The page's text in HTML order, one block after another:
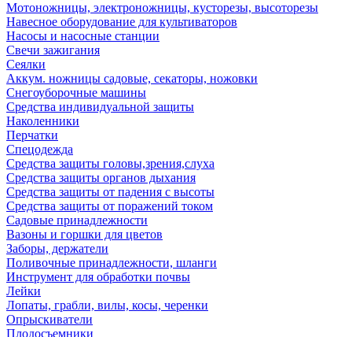
Мотоножницы, электроножницы, кусторезы, высоторезы
Навесное оборудование для культиваторов
Насосы и насосные станции
Свечи зажигания
Сеялки
Аккум. ножницы садовые, секаторы, ножовки
Снегоуборочные машины
Средства индивидуальной защиты
Наколенники
Перчатки
Спецодежда
Средства защиты головы,зрения,слуха
Средства защиты органов дыхания
Средства защиты от падения с высоты
Средства защиты от поражений током
Садовые принадлежности
Вазоны и горшки для цветов
Заборы, держатели
Поливочные принадлежности, шланги
Инструмент для обработки почвы
Лейки
Лопаты, грабли, вилы, косы, черенки
Опрыскиватели
Плодосъемники